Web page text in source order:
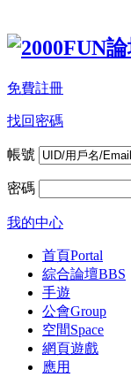
免費註冊
找回密碼
帳號
密碼
我的中心
首頁Portal
綜合論壇BBS
手遊
公會Group
空間Space
網頁遊戲
應用